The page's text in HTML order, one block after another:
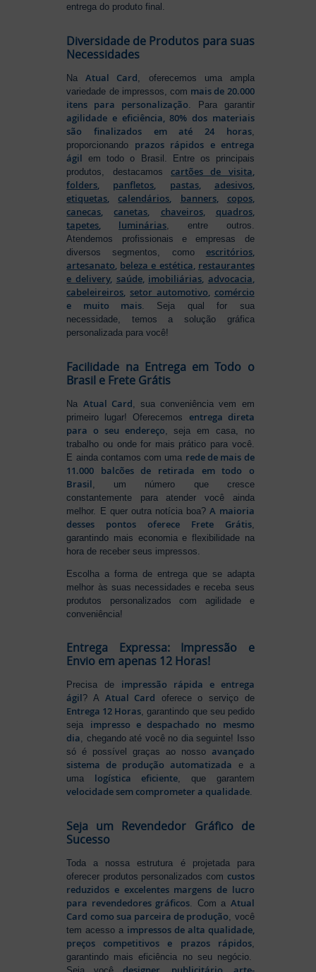
entrega do produto final.
Diversidade de Produtos para suas
Necessidades
NaAtual Card, oferecemos uma ampla
variedade de impressos, com mais de 20.000
itens para personalização. Para garantir
agilidade e eficiência, 80% dos materiais
são finalizados em até 24 horas,
proporcionando prazos rápidos e entrega
ágil em todo o Brasil. Entre os principais
produtos, destacamos cartões de visita,
folders, panfletos, pastas, adesivos,
etiquetas,calendários, banners, copos,
canecas,canetas, chaveiros, quadros,
tapetes, luminárias, entre outros.
Atendemos profissionais e empresas de
diversos segmentos, como escritórios,
artesanato, beleza e estética, restaurantes
e delivery, saúde, imobiliárias, advocacia,
cabeleireiros, setor automotivo, comércio
e muito mais. Seja qual for sua
necessidade, temos a solução gráfica
personalizada para você!
Facilidade na Entrega em Todo o
Brasil e Frete Grátis
Na Atual Card , sua conveniência vem em
primeiro lugar! Oferecemos entrega direta
para o seu endereço , seja em casa, no
trabalho ou onde for mais prático para você.
E ainda contamos com uma rede de mais de
11.000 balcões de retirada em todo o
Brasil , um número que cresce
constantemente para atender você ainda
melhor. E quer outra notícia boa?A maioria
desses pontos oferece Frete Grátis,
garantindo mais economia e flexibilidade na
hora de receber seus impressos.
Escolha a forma de entrega que se adapta
melhor às suas necessidades e receba seus
produtos personalizados com agilidade e
conveniência!
Entrega Expressa: Impressão e
Envio em apenas 12 Horas!
Precisa de impressão rápida e entrega
ágil? A Atual Card oferece o serviço de
Entrega 12 Horas, garantindo que seu pedido
seja impresso e despachado no mesmo
dia, chegando até você no dia seguinte! Isso
só é possível graças ao nosso avançado
sistema de produção automatizada e a
uma logística eficiente, que garantem
velocidade sem comprometer a qualidade.
Seja um Revendedor Gráfico de
Sucesso
Toda a nossa estrutura é projetada para
oferecer produtos personalizados com custos
reduzidos e excelentes margens de lucro
para revendedores gráficos . Com a Atual
Card como sua parceira de produção , você
tem acesso a impressos de alta qualidade,
preços competitivos e prazos rápidos,
garantindo mais eficiência no seu negócio.